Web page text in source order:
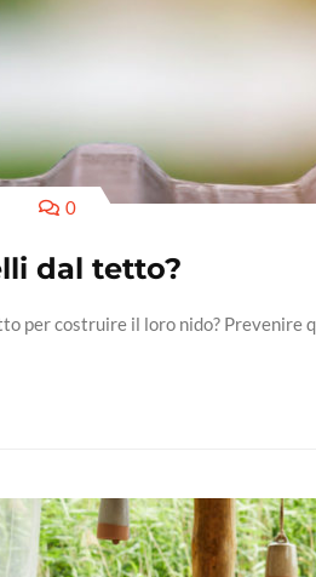
0
dal tetto?
per costruire il loro nido? Prevenire